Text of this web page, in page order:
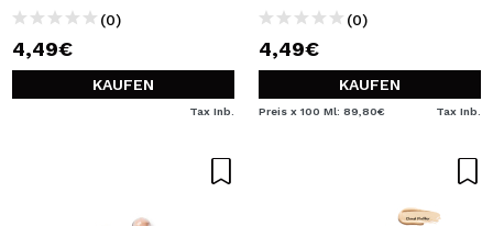
(0)
4,49€
KAUFEN
Tax Inb.
(0)
4,49€
KAUFEN
Preis x 100 Ml: 89,80€ Tax Inb.